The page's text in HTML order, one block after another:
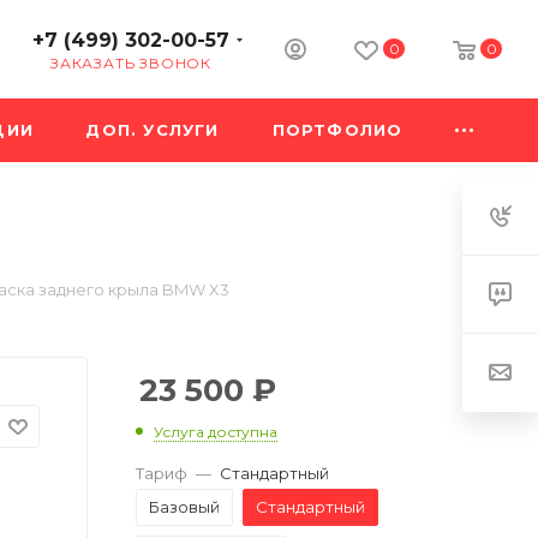
+7 (499) 302-00-57
ЗАКАЗАТЬ ЗВОНОК
0 0
ДОП. УСЛУГИ ПОРТФОЛИО
заднего крыла BMW X3
23 500 ₽
Услуга доступна
Тариф — Стандартный
Базовый
Стандартный